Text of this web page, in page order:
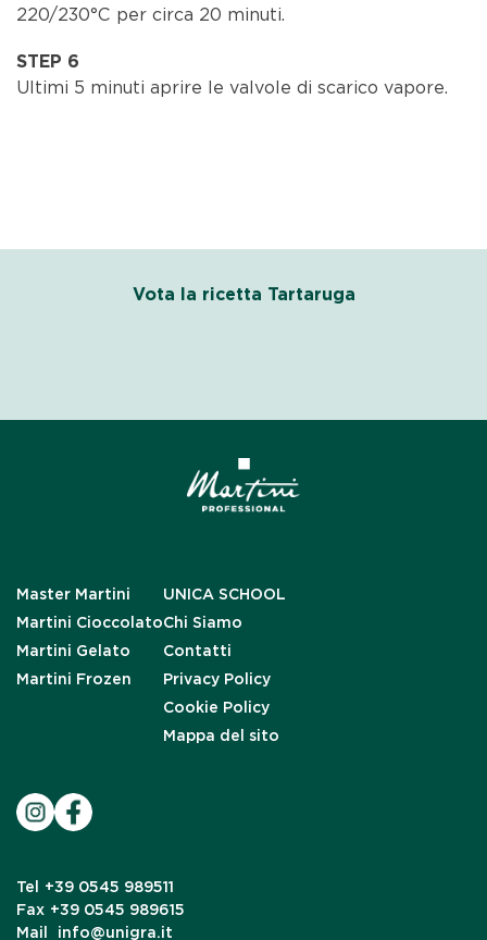
220/230°C per circa 20 minuti.
STEP 6
Ultimi 5 minuti aprire le valvole di scarico vapore.
Vota la ricetta Tartaruga
Master Martini
Martini Cioccolato
Martini Gelato
Martini Frozen
UNICA SCHOOL
Chi Siamo
Contatti
Privacy Policy
Cookie Policy
Mappa del sito
Tel
+39 0545 989511
Fax +39 0545 989615
Mail
info@unigra.it